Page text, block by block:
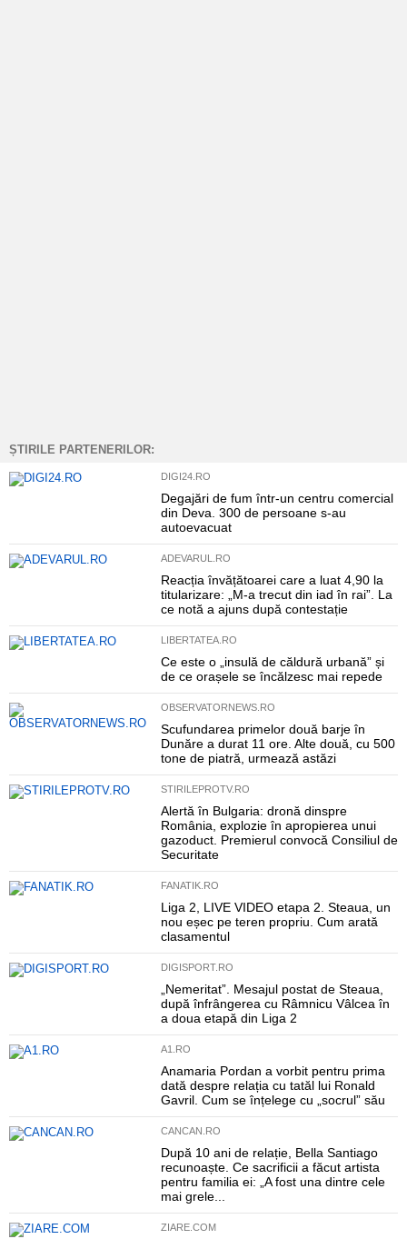
ȘTIRILE PARTENERILOR:
DIGI24.RO
Degajări de fum într-un centru comercial
din Deva. 300 de persoane s-au
autoevacuat
ADEVARUL.RO
Reacția învățătoarei care a luat 4,90 la
titularizare: „M-a trecut din iad în rai”. La
ce notă a ajuns după contestație
LIBERTATEA.RO
Ce este o „insulă de căldură urbană” și
de ce orașele se încălzesc mai repede
OBSERVATORNEWS.RO
Scufundarea primelor două barje în
Dunăre a durat 11 ore. Alte două, cu 500
tone de piatră, urmează astăzi
STIRILEPROTV.RO
Alertă în Bulgaria: dronă dinspre
România, explozie în apropierea unui
gazoduct. Premierul convocă Consiliul de
Securitate
FANATIK.RO
Liga 2, LIVE VIDEO etapa 2. Steaua, un
nou eșec pe teren propriu. Cum arată
clasamentul
DIGISPORT.RO
„Nemeritat”. Mesajul postat de Steaua,
după înfrângerea cu Râmnicu Vâlcea în
a doua etapă din Liga 2
A1.RO
Anamaria Pordan a vorbit pentru prima
dată despre relația cu tatăl lui Ronald
Gavril. Cum se înțelege cu „socrul” său
CANCAN.RO
După 10 ani de relație, Bella Santiago
recunoaște. Ce sacrificii a făcut artista
pentru familia ei: „A fost una dintre cele
mai grele...
ZIARE.COM